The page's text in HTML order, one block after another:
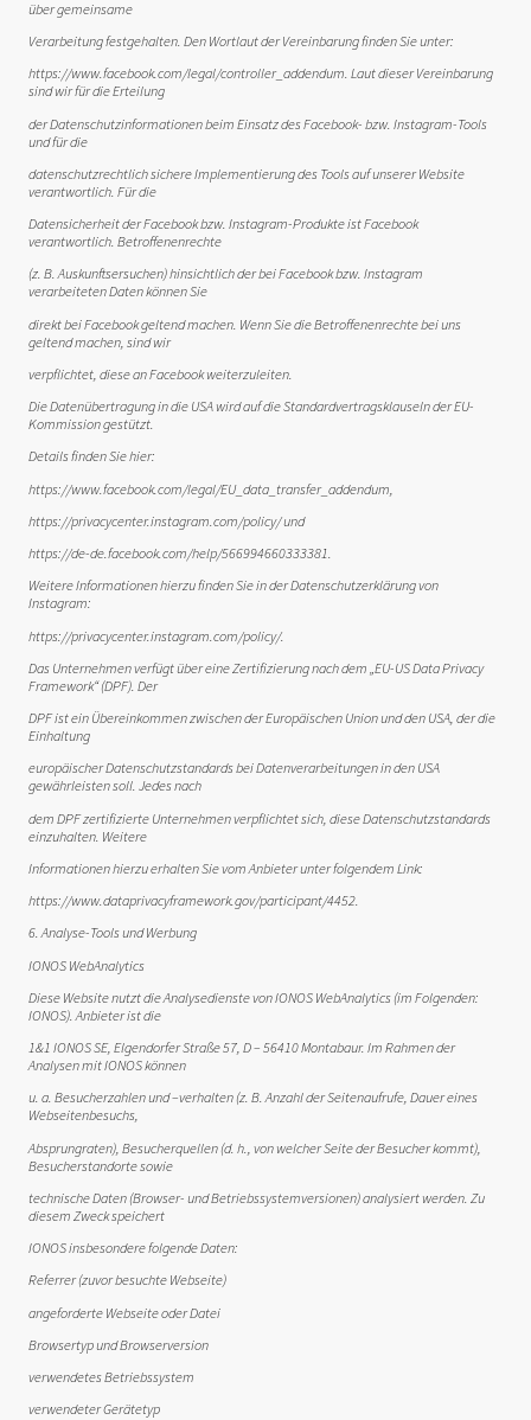
über gemeinsame
Verarbeitung festgehalten. Den Wortlaut der Vereinbarung finden Sie unter:
https://www.facebook.com/legal/controller_addendum. Laut dieser Vereinbarung
sind wir für die Erteilung
der Datenschutzinformationen beim Einsatz des Facebook- bzw. Instagram-Tools
und für die
datenschutzrechtlich sichere Implementierung des Tools auf unserer Website
verantwortlich. Für die
Datensicherheit der Facebook bzw. Instagram-Produkte ist Facebook
verantwortlich. Betroffenenrechte
(z. B. Auskunftsersuchen) hinsichtlich der bei Facebook bzw. Instagram
verarbeiteten Daten können Sie
direkt bei Facebook geltend machen. Wenn Sie die Betroffenenrechte bei uns
geltend machen, sind wir
verpflichtet, diese an Facebook weiterzuleiten.
Die Datenübertragung in die USA wird auf die Standardvertragsklauseln der EU-
Kommission gestützt.
Details finden Sie hier:
https://www.facebook.com/legal/EU_data_transfer_addendum,
https://privacycenter.instagram.com/policy/ und
https://de-de.facebook.com/help/566994660333381.
Weitere Informationen hierzu finden Sie in der Datenschutzerklärung von
Instagram:
https://privacycenter.instagram.com/policy/.
Das Unternehmen verfügt über eine Zertifizierung nach dem „EU-US Data Privacy
Framework“ (DPF). Der
DPF ist ein Übereinkommen zwischen der Europäischen Union und den USA, der die
Einhaltung
europäischer Datenschutzstandards bei Datenverarbeitungen in den USA
gewährleisten soll. Jedes nach
dem DPF zertifizierte Unternehmen verpflichtet sich, diese Datenschutzstandards
einzuhalten. Weitere
Informationen hierzu erhalten Sie vom Anbieter unter folgendem Link:
https://www.dataprivacyframework.gov/participant/4452.
6. Analyse-Tools und Werbung
IONOS WebAnalytics
Diese Website nutzt die Analysedienste von IONOS WebAnalytics (im Folgenden:
IONOS). Anbieter ist die
1&1 IONOS SE, Elgendorfer Straße 57, D – 56410 Montabaur. Im Rahmen der
Analysen mit IONOS können
u. a. Besucherzahlen und –verhalten (z. B. Anzahl der Seitenaufrufe, Dauer eines
Webseitenbesuchs,
Absprungraten), Besucherquellen (d. h., von welcher Seite der Besucher kommt),
Besucherstandorte sowie
technische Daten (Browser- und Betriebssystemversionen) analysiert werden. Zu
diesem Zweck speichert
IONOS insbesondere folgende Daten:
Referrer (zuvor besuchte Webseite)
angeforderte Webseite oder Datei
Browsertyp und Browserversion
verwendetes Betriebssystem
verwendeter Gerätetyp